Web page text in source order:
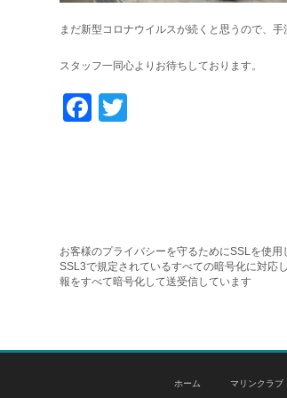
まだ新型コロナウイルスが続くと思うので、
スタッフ一同心よりお待ちしております。
Facebook
お客様のプライバシーを守るためにSSLを使
SSL3で規定されているすべての暗号化に対応
報をすべて暗号化して送受信しています
ホーム マリンクラブ